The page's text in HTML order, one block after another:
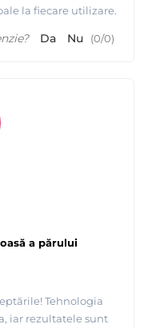
la fiecare utilizare.
Da Nu (0/0)
a părului
Tehnologia
iar rezultatele sunt